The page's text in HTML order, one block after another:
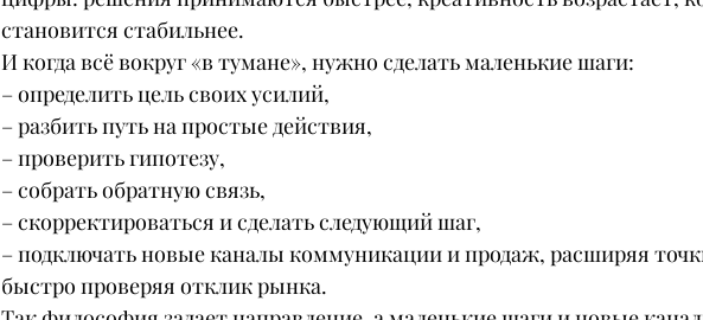
становится стабильнее.
И когда всё вокруг «в тумане», нужно сделать маленькие шаги:
– определить цель своих усилий,
– разбить путь на простые действия,
– проверить гипотезу,
– собрать обратную связь,
– скорректироваться и сделать следующий шаг,
– подключать новые каналы коммуникации и продаж, расширяя
быстро проверяя отклик рынка.